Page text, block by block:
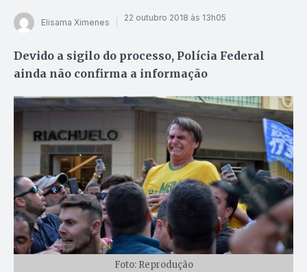
Elisama Ximenes 22 outubro 2018 às 13h05
Devido a sigilo do processo, Polícia Federal
ainda não confirma a informação
Foto: Reprodução